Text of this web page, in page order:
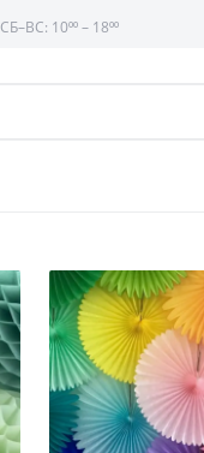
СБ–ВС: 10⁰⁰ – 18⁰⁰